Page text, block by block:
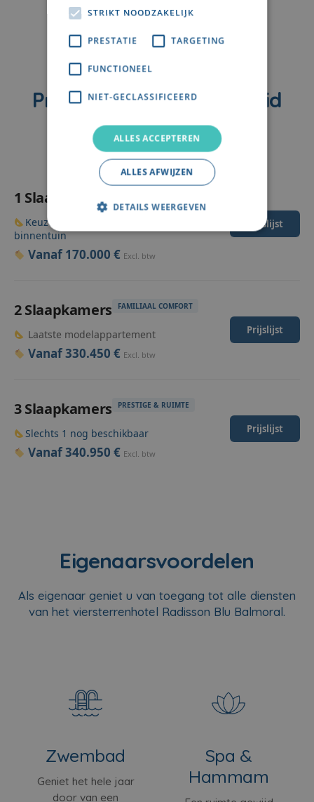
Prijzen & Beschikbaarheid
1 Slaapkamer
Keuze tussen boszicht of zicht op de
binnentuin
Vanaf 170.000 € Excl. btw
Prijslijst
2 Slaapkamers FAMILIAAL COMFORT
Laatste modelappartement
Vanaf 330.450 € Excl. btw
Prijslijst
3Slaapkamers PRESTIGE & RUIMTE
Slechts 1 nog beschikbaar
Vanaf 340.950 € Excl. btw
Prijslijst
Eigenaarsvoordelen
Als eigenaar geniet u van toegang tot alle diensten
van het viersterrenhotel Radisson Blu Balmoral.
Zwembad
Geniet het hele jaar
door van een
Spa &
Hammam
STRIKT NOODZAKELIJK
PRESTATIE TARGETING
FUNCTIONEEL
NIET-GECLASSIFICEERD
ALLES ACCEPTEREN
ALLES AFWIJZEN
DETAILS WEERGEVEN